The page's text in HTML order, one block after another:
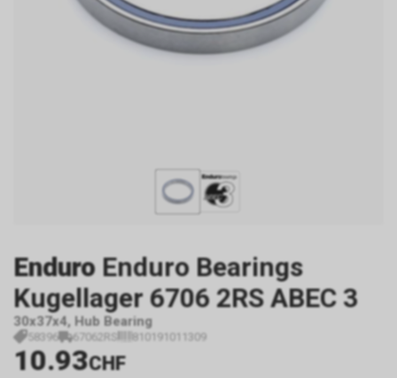
Enduro Enduro Bearings
Kugellager 6706 2RS ABEC 3
30x37x4, Hub Bearing
58396 67062RS 810191011309
10.93CHF